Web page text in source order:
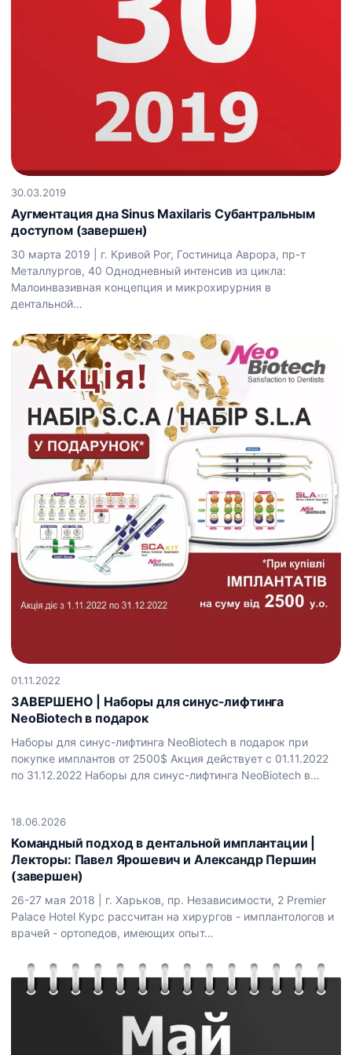
30.03.2019
Аугментация дна Sinus Maxilaris Субантральным
доступом (завершен)
30 марта 2019 | г. Кривой Рог, Гостиница Аврора, пр-т
Металлургов, 40 Однодневный интенсив из цикла:
Малоинвазивная концепция и микрохирурния в
дентальной…
01.11.2022
ЗАВЕРШЕНО | Наборы для синус-лифтинга
NeoBiotech в подарок
Наборы для синус-лифтинга NeoBiotech в подарок при
покупке имплантов от 2500$ Акция действует с 01.11.2022
по 31.12.2022 Наборы для синус-лифтинга NeoBiotech в…
18.06.2026
Командный подход в дентальной имплантации |
Лекторы: Павел Ярошевич и Александр Першин
(завершен)
26-27 мая 2018 | г. Харьков, пр. Независимости, 2 Premier
Palace Hotel Курс рассчитан на хирургов - имплантологов и
врачей - ортопедов, имеющих опыт…